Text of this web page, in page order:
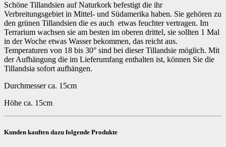
Schöne Tillandsien auf Naturkork befestigt die ihr
Verbreitungsgebiet in Mittel- und Südamerika haben. Sie gehören zu
den grünen Tillandsien die es auch etwas feuchter vertragen. Im
Terrarium wachsen sie am besten im oberen drittel, sie sollten 1 Mal
in der Woche etwas Wasser bekommen, das reicht aus.
Temperaturen von 18 bis 30° sind bei dieser Tillandsie möglich. Mit
der Aufhängung die im Lieferumfang enthalten ist, können Sie die
Tillandsia sofort aufhängen.
Durchmesser ca. 15cm
Höhe ca. 15cm
Kunden kauften dazu folgende Produkte